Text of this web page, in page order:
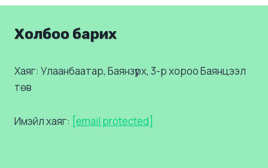
Холбоо барих
Хаяг: Улаанбаатар, Баянзүрх, 3-р хороо Баянцээл
төв
Имэйл хаяг: [email protected]